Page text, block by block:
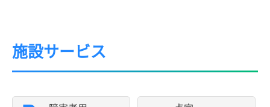
施設サービス